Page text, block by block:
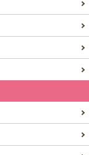
差子育てアンバ
が通じない苦し
じてきました。
に教えてほしか
気づきも含め、
ポートしていき